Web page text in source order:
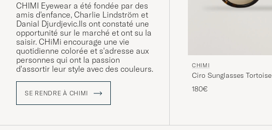
CHIMI Eyewear a été fondée par des
amis d'enfance, Charlie Lindström et
Danial Djurdjevic.Ils ont constaté une
opportunité sur le marché et ont su la
saisir. CHiMi encourage une vie
quotidienne colorée et s'adresse aux
personnes qui ont la passion
d'assortir leur style avec des couleurs.
SE RENDRE À CHIMI
CHIMI
Ciro Sunglasses Tortoise
180€